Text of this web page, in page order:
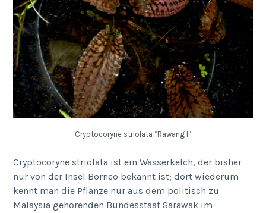
Cryptocoryne striolata “Rawang I”
Cryptocoryne striolata ist ein Wasserkelch, der bisher
nur von der Insel Borneo bekannt ist; dort wiederum
kennt man die Pflanze nur aus dem politisch zu
Malaysia gehörenden Bundesstaat Sarawak im